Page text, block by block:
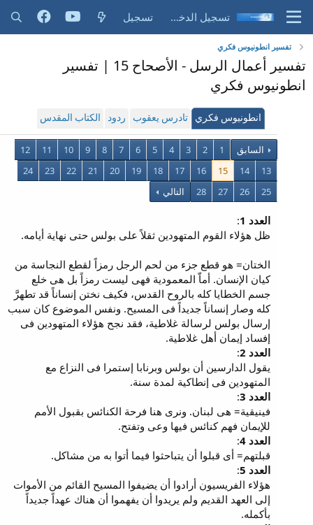
تسجيل الدخول تسجيل
تفسير انطونيوس فكري
تفسير أعمال الرسل - الأصحاح 15 | تفسير
انطونيوس فكري
انطونيوس فكري تادرس يعقوب ردود الكتاب المقدس
السابق 1
2
3
4
5
6
7
8
9
10
11
12
13
14
15
16
17
18
19
20
21
22
23
24
25
26
27
28 التالي
العدد 1
:
ظل هؤلاء القوم المتهودين ثقلاً على بولس حتى نهاية أيامه.
الختان= هو قطع جزء من لحم الرجل رمزاً لقطع النجاسة من
كيان الإنسان. أماّ المعمودية فهى ليست رمزاً بل هى خلع
جسم الخطايا كله بالروح القدس، فكيف نختن إنساناً قد تطهرَّ
كله وصار إنساناً جديداً فى المسيح. ونفس الموضوع كان سبب
إرسال بولس لرسالة غلاطية، فقد نجح هؤلاء المتهودين فى
إفساد إيمان أهل غلاطية.
العدد 2
:
يقول الدارسين أن بولس وبرنابا إستمرا فى النزاع مع
المتهودين فى إنطاكية لمدة سنة.
العدد 3
:
فينيقية= هى لبنان. ونرى هنا فرحة الكنائس بقبول الأمم
للإيمان فهم كنائس فيها وعى وتفتح.
العدد 4 :
قبلتهم= أى قبلوا أن يتباحثوا فيما أتوا به من مشاكل.
العدد 5
:
هؤلاء الفريسيون أرادوا أن يضيفوا المسيح القائم من الأموات
إلى العهد القديم ولم يريدوا أن يفهموا أن هناك عهداً جديداً
بأكمله.